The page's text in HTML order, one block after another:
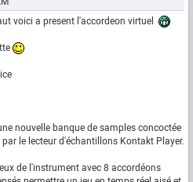
voici a present l'accordeon virtuel
nouvelle banque de samples concoctée
le lecteur d'échantillons Kontakt Player.
de l'instrument avec 8 accordéons